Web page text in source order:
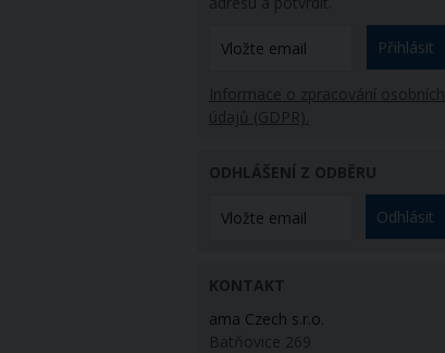
Přihlásit
Informace o zpracování osobních
údajů (GDPR).
ODHLÁŠENÍ Z ODBĚRU
Odhlásit
KONTAKT
ama Czech s.r.o.
Batňovice 269